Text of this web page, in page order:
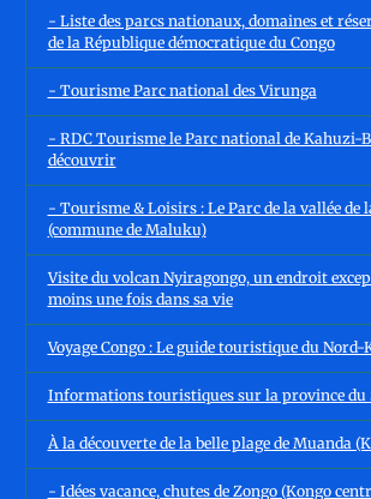
- Liste des parcs nationaux, domaines et
de la République démocratique du Congo
- Tourisme Parc national des Virunga
- RDC Tourisme le Parc national de Kahuzi-
découvrir
- Tourisme & Loisirs : Le Parc de la vallée de
(commune de Maluku)
Visite du volcan Nyiragongo, un endroit
moins une fois dans sa vie
Voyage Congo : Le guide touristique du Nord-
Informations touristiques sur la province du
À la découverte de la belle plage de Muanda
- Idées vacance, chutes de Zongo (Kongo